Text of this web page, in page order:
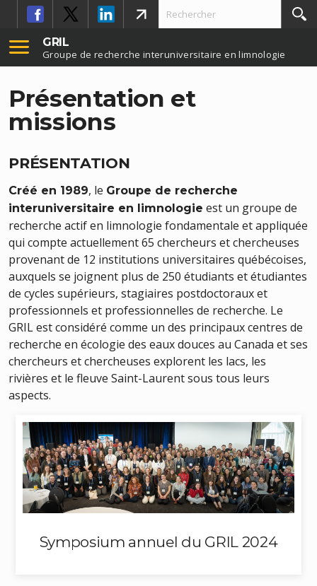
GRIL
Groupe de recherche interuniversitaire en limnologie
Présentation et
missions
PRÉSENTATION
Créé en 1989, le Groupe de recherche
interuniversitaire en limnologie est un groupe de
recherche actif en limnologie fondamentale et appliquée
qui compte actuellement 65 chercheurs et chercheuses
provenant de 12 institutions universitaires québécoises,
auxquels se joignent plus de 250 étudiants et étudiantes
de cycles supérieurs, stagiaires postdoctoraux et
professionnels et professionnelles de recherche. Le
GRIL est considéré comme un des principaux centres de
recherche en écologie des eaux douces au Canada et ses
chercheurs et chercheuses explorent les lacs, les
rivières et le fleuve Saint-Laurent sous tous leurs
aspects.
Symposium annuel du GRIL 2024